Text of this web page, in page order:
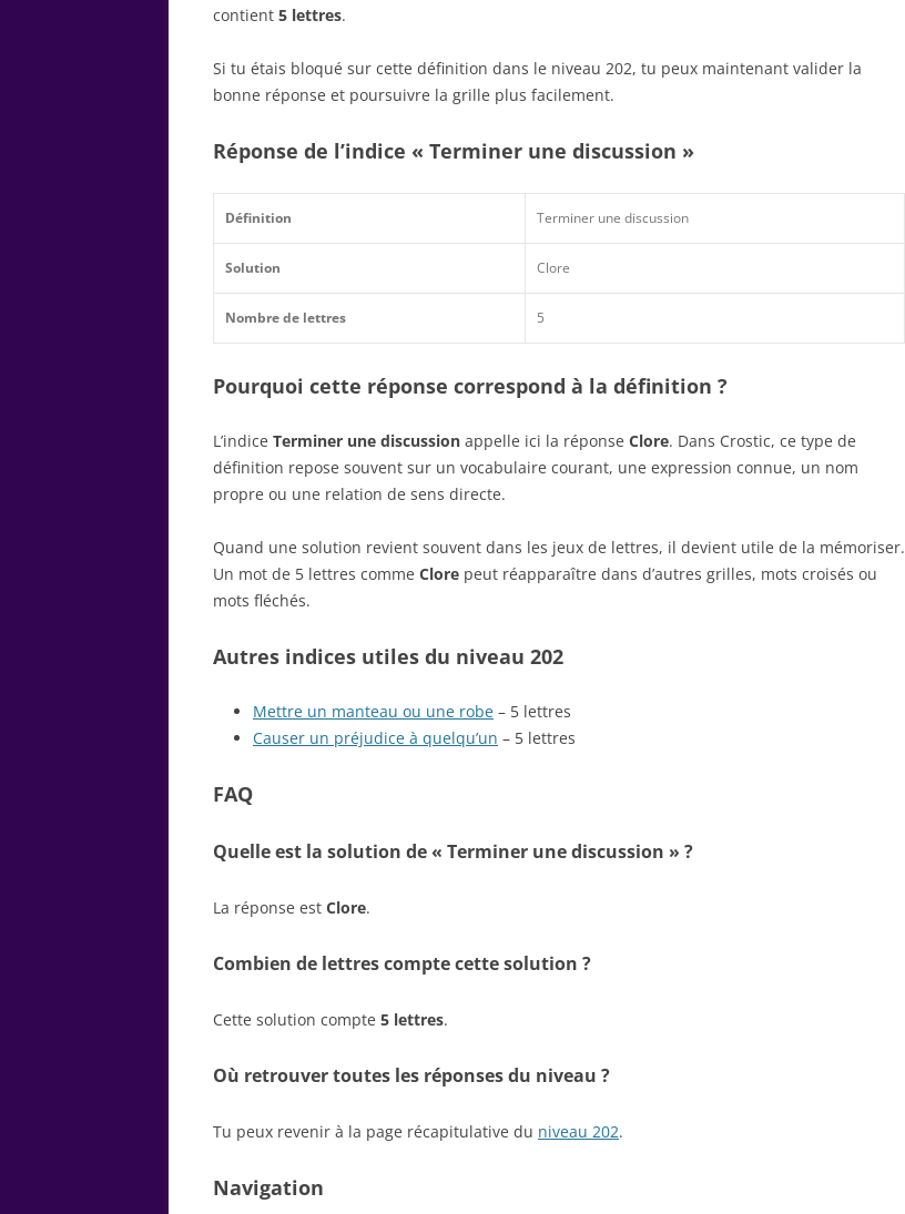
contient 5 lettres.
Si tu étais bloqué sur cette définition dans le niveau 202, tu peux maintenant valider la
bonne réponse et poursuivre la grille plus facilement.
Réponse de l’indice « Terminer une discussion »
Définition Terminer une discussion
Solution Clore
Nombre de lettres 5
Pourquoi cette réponse correspond à la définition ?
L’indice Terminer une discussion appelle ici la réponse Clore. Dans Crostic, ce type de
définition repose souvent sur un vocabulaire courant, une expression connue, un nom
propre ou une relation de sens directe.
Quand une solution revient souvent dans les jeux de lettres, il devient utile de la mémoriser.
Un mot de 5 lettres comme Clore peut réapparaître dans d’autres grilles, mots croisés ou
mots fléchés.
Autres indices utiles du niveau 202
Mettre un manteau ou une robe – 5 lettres
Causer un préjudice à quelqu’un – 5 lettres
FAQ
Quelle est la solution de « Terminer une discussion » ?
La réponse est Clore.
Combien de lettres compte cette solution ?
Cette solution compte 5 lettres.
Où retrouver toutes les réponses du niveau ?
Tu peux revenir à la page récapitulative du niveau 202.
Navigation